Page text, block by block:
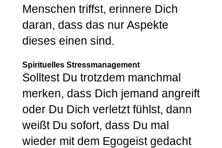
Menschen triffst, erinnere Dich
daran, dass das nur Aspekte
dieses einen sind.
Spirituelles Stressmanagement
Solltest Du trotzdem manchmal
merken, dass Dich jemand angreift
oder Du Dich verletzt fühlst, dann
weißt Du sofort, dass Du mal
wieder mit dem Egogeist gedacht